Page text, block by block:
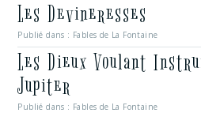
Les Devineresses
Publié dans : Fables de La Fontaine
Les Dieux Voulant
Jupiter
Publié dans : Fables de La Fontaine